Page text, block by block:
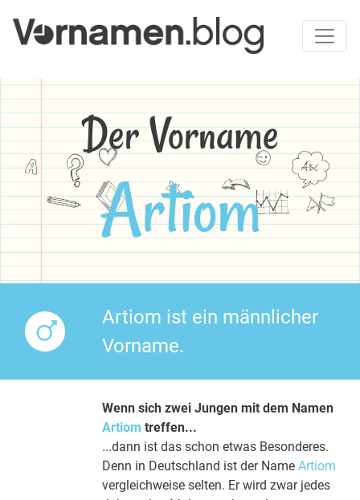
Der Vorname
Artiom
Artiom ist ein männlicher
Vorname.
Wenn sich zwei Jungen mit dem Namen
Artiom treffen...
...dann ist das schon etwas Besonderes.
Denn in Deutschland ist der Name Artiom
vergleichweise selten. Er wird zwar jedes